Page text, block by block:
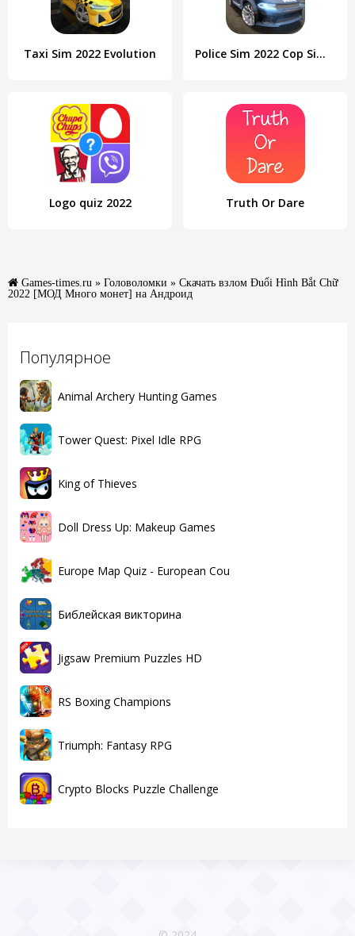
Популярное
Animal Archery Hunting Games
Tower Quest: Pixel Idle RPG
King of Thieves
Doll Dress Up: Makeup Games
Europe Map Quiz - European Cou
Библейская викторина
Jigsaw Premium Puzzles HD
RS Boxing Champions
Triumph: Fantasy RPG
Crypto Blocks Puzzle Challenge
Taxi Sim 2022 Evolution Police Sim 2022 Cop Simulator
Logo quiz 2022 Truth Or Dare
Games-times.ru » Головоломки » Скачать взлом Đuổi Hình Bắt Chữ
2022 [МОД Много монет] на Андроид